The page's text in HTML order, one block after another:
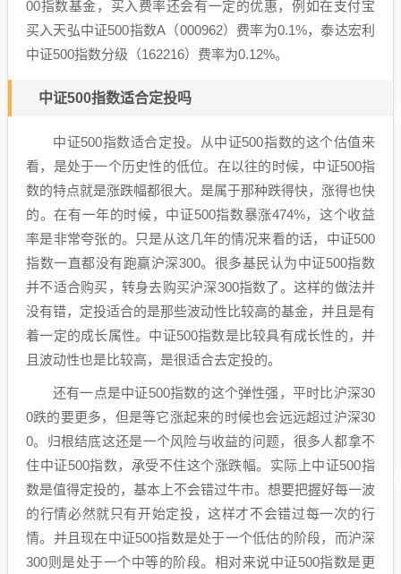
00指数基金，买入费率还会有一定的优惠，例如在支付宝
买入天弘中证500指数A（000962）费率为0.1%，泰达宏利
中证500指数分级（162216）费率为0.12%。
中证500指数适合定投吗
中证500指数适合定投。从中证500指数的这个估值来
看，是处于一个历史性的低位。在以往的时候，中证500指
数的特点就是涨跌幅都很大。是属于那种跌得快，涨得也快
的。在有一年的时候，中证500指数暴涨474%，这个收益
率是非常夸张的。只是从这几年的情况来看的话，中证500
指数一直都没有跑赢沪深300。很多基民认为中证500指数
并不适合购买，转身去购买沪深300指数了。这样的做法并
没有错，定投适合的是那些波动性比较高的基金，并且是有
着一定的成长属性。中证500指数是比较具有成长性的，并
且波动性也是比较高，是很适合去定投的。
还有一点是中证500指数的这个弹性强，平时比沪深30
0跌的要更多，但是等它涨起来的时候也会远远超过沪深30
0。归根结底这还是一个风险与收益的问题，很多人都拿不
住中证500指数，承受不住这个涨跌幅。实际上中证500指
数是值得定投的，基本上不会错过牛市。想要把握好每一波
的行情必然就只有开始定投，这样才不会错过每一次的行
情。并且现在中证500指数是处于一个低估的阶段，而沪深
300则是处于一个中等的阶段。相对来说中证500指数是更